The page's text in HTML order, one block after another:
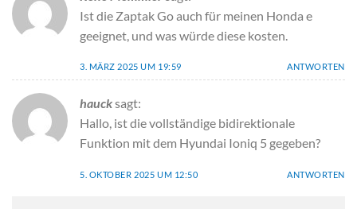
Ist die Zaptak Go auch für meinen Honda e
geeignet, und was würde diese kosten.
3. MÄRZ 2025 UM 19:59 ANTWORTEN
haucksagt:
Hallo, ist die vollständige bidirektionale
Funktion mit dem Hyundai Ioniq 5 gegeben?
5. OKTOBER 2025 UM 12:50 ANTWORTEN